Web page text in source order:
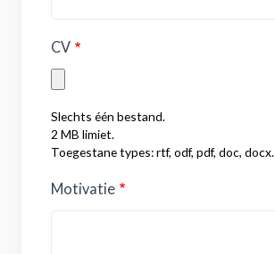
CV
Slechts één bestand.
2 MB limiet.
Toegestane types: rtf, odf, pdf, doc, docx.
Motivatie